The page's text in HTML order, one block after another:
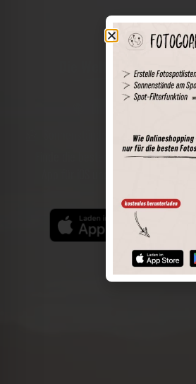
Die Welt der Orte in
Sonnenstände am Spot
Finde die besten Fotospots noch
App für iOS und Android und